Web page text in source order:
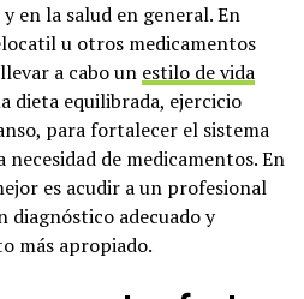
en la salud en general. En
u otros medicamentos
a cabo un estilo de vida
dieta equilibrada, ejercicio
para fortalecer el sistema
de medicamentos. En
es acudir a un profesional
diagnóstico adecuado y
más apropiado.